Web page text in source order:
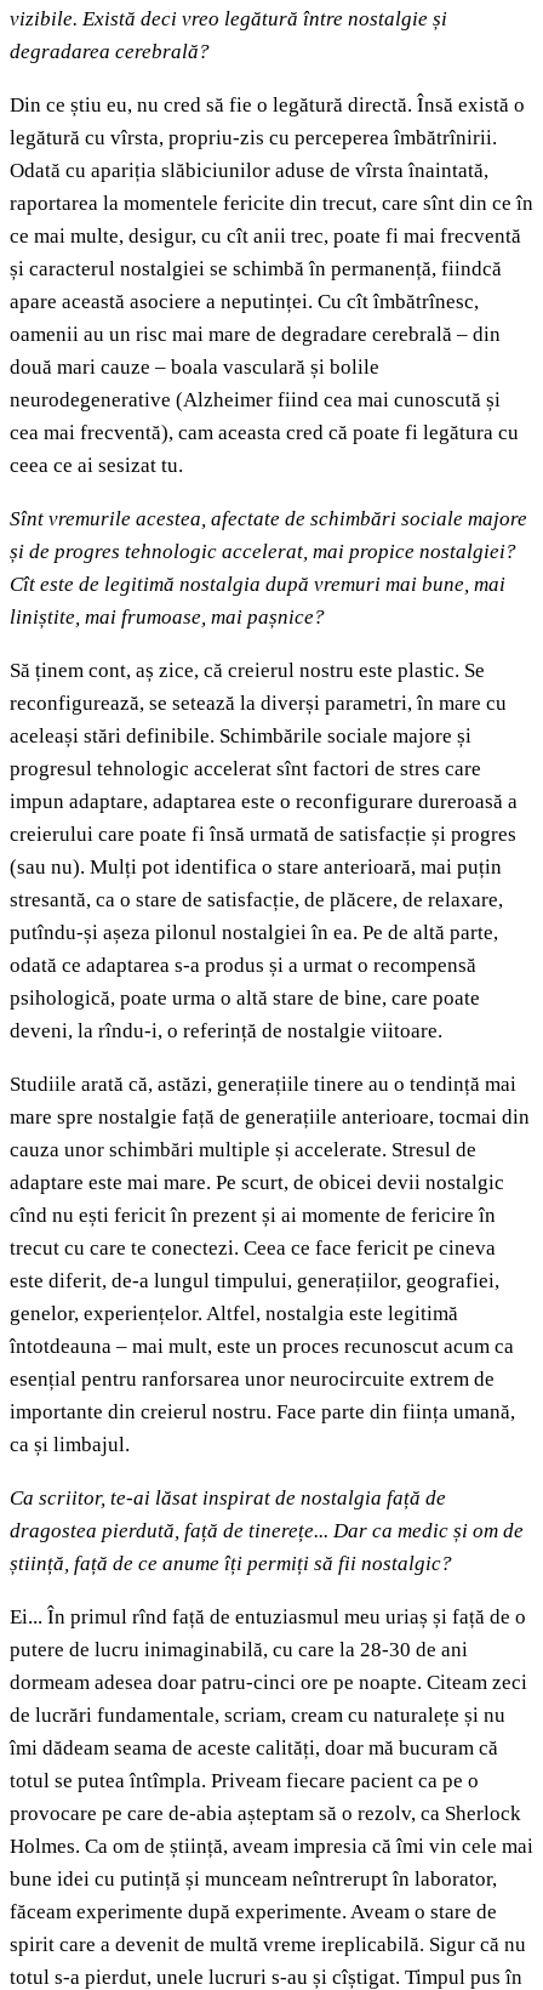
vizibile. Există deci vreo legătură între nostalgie și
degradarea cerebrală?
Din ce știu eu, nu cred să fie o legătură directă. Însă există o
legătură cu vîrsta, propriu-zis cu perceperea îmbătrînirii.
Odată cu apariția slăbiciunilor aduse de vîrsta înaintată,
raportarea la momentele fericite din trecut, care sînt din ce în
ce mai multe, desigur, cu cît anii trec, poate fi mai frecventă
și caracterul nostalgiei se schimbă în permanență, fiindcă
apare această asociere a neputinței. Cu cît îmbătrînesc,
oamenii au un risc mai mare de degradare cerebrală – din
două mari cauze – boala vasculară și bolile
neurodegenerative (Alzheimer fiind cea mai cunoscută și
cea mai frecventă), cam aceasta cred că poate fi legătura cu
ceea ce ai sesizat tu.
Sînt vremurile acestea, afectate de schimbări sociale majore
și de progres tehnologic accelerat, mai propice nostalgiei?
Cît este de legitimă nostalgia după vremuri mai bune, mai
liniștite, mai frumoase, mai pașnice?
Să ținem cont, aș zice, că creierul nostru este plastic. Se
reconfigurează, se setează la diverși parametri, în mare cu
aceleași stări definibile. Schimbările sociale majore și
progresul tehnologic accelerat sînt factori de stres care
impun adaptare, adaptarea este o reconfigurare dureroasă a
creierului care poate fi însă urmată de satisfacție și progres
(sau nu). Mulți pot identifica o stare anterioară, mai puțin
stresantă, ca o stare de satisfacție, de plăcere, de relaxare,
putîndu-și așeza pilonul nostalgiei în ea. Pe de altă parte,
odată ce adaptarea s-a produs și a urmat o recompensă
psihologică, poate urma o altă stare de bine, care poate
deveni, la rîndu-i, o referință de nostalgie viitoare.
Studiile arată că, astăzi, generațiile tinere au o tendință mai
mare spre nostalgie față de generațiile anterioare, tocmai din
cauza unor schimbări multiple și accelerate. Stresul de
adaptare este mai mare. Pe scurt, de obicei devii nostalgic
cînd nu ești fericit în prezent și ai momente de fericire în
trecut cu care te conectezi. Ceea ce face fericit pe cineva
este diferit, de-a lungul timpului, generațiilor, geografiei,
genelor, experiențelor. Altfel, nostalgia este legitimă
întotdeauna – mai mult, este un proces recunoscut acum ca
esențial pentru ranforsarea unor neurocircuite extrem de
importante din creierul nostru. Face parte din ființa umană,
ca și limbajul.
Ca scriitor, te-ai lăsat inspirat de nostalgia față de
dragostea pierdută, față de tinerețe... Dar ca medic și om de
știință, față de ce anume îți permiți să fii nostalgic?
Ei... În primul rînd față de entuziasmul meu uriaș și față de o
putere de lucru inimaginabilă, cu care la 28-30 de ani
dormeam adesea doar patru-cinci ore pe noapte. Citeam zeci
de lucrări fundamentale, scriam, cream cu naturalețe și nu
îmi dădeam seama de aceste calități, doar mă bucuram că
totul se putea întîmpla. Priveam fiecare pacient ca pe o
provocare pe care de-abia așteptam să o rezolv, ca Sherlock
Holmes. Ca om de știință, aveam impresia că îmi vin cele mai
bune idei cu putință și munceam neîntrerupt în laborator,
făceam experimente după experimente. Aveam o stare de
spirit care a devenit de multă vreme ireplicabilă. Sigur că nu
totul s-a pierdut, unele lucruri s-au și cîștigat. Timpul pus în